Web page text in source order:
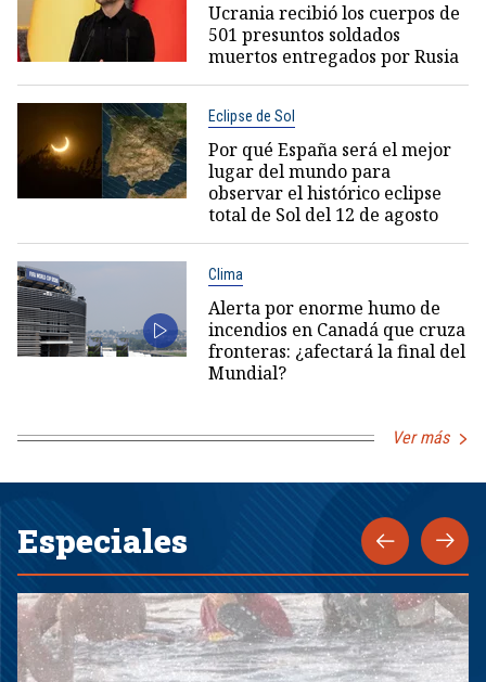
Ucrania recibió los cuerpos de
501 presuntos soldados
muertos entregados por Rusia
Eclipse de Sol
Por qué España será el mejor
lugar del mundo para
observar el histórico eclipse
total de Sol del 12 de agosto
Clima
Alerta por enorme humo de
incendios en Canadá que cruza
fronteras: ¿afectará la final del
Mundial?
Ver más
Especiales